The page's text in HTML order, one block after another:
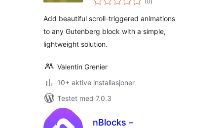
vurderinger
Add beautiful scroll-triggered animations
to any Gutenberg block with a simple,
lightweight solution.
Valentin Grenier
10+ aktive installasjoner
Testet med 7.0.3
nBlocks –